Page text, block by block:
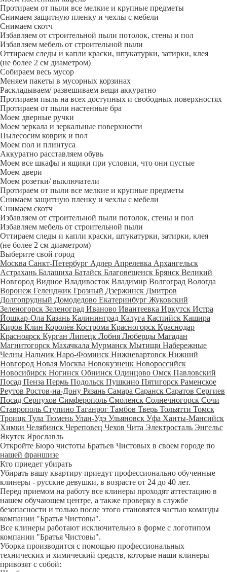
Протираем от пыли все мелкие и крупные предметы
Снимаем защитную пленку и чехлы с мебели
Снимаем скотч
Избавляем от строительной пыли потолок, стены и пол
Избавляем мебель от строительной пыли
Оттираем следы и капли краски, штукатурки, затирки, клея
(не более 2 см диаметром)
Собираем весь мусор
Меняем пакеты в мусорных корзинах
Раскладываем/ развешиваем вещи аккуратно
Протираем пыль на всех доступных и свободных поверхностях
Протираем от пыли настенные бра
Моем дверные ручки
Моем зеркала и зеркальные поверхности
Пылесосим коврик и пол
Моем пол и плинтуса
Аккуратно расставляем обувь
Моем все шкафы и ящики при условии, что они пустые
Моем двери
Моем розетки/ выключатели
Протираем от пыли все мелкие и крупные предметы
Снимаем защитную пленку и чехлы с мебели
Снимаем скотч
Избавляем от строительной пыли потолок, стены и пол
Избавляем мебель от строительной пыли
Оттираем следы и капли краски, штукатурки, затирки, клея
(не более 2 см диаметром)
Выберите свой город
Москва Санкт-Петербург Адлер Апрелевка Архангельск
Астрахань Балашиха Батайск Благовещенск Брянск Великий
Новгород Видное Владивосток Владимир Волгоград Вологда
Воронеж Геленджик Грозный Дзержинск Дмитров
Долгопрудный Домодедово Екатеринбург Жуковский
Зеленогорск Зеленоград Иваново Ивантеевка Иркутск Истра
Йошкар-Ола Казань Калининград Калуга Каспийск Кашира
Киров Клин Королёв Кострома Красногорск Краснодар
Красноярск Курган Липецк Лобня Люберцы Магадан
Магнитогорск Махачкала Мурманск Мытищи Набережные
Челны Нальчик Наро-Фоминск Нижневартовск Нижний
Новгород Новая Москва Новокузнецк Новороссийск
Новосибирск Ногинск Обнинск Одинцово Омск Павловский
Посад Пенза Пермь Подольск Пушкино Пятигорск Раменское
Реутов Ростов-на-Дону Рязань Самара Саранск Саратов Сергиев
Посад Серпухов Симферополь Смоленск Солнечногорск Сочи
Ставрополь Ступино Таганрог Тамбов Тверь Тольятти Томск
Троицк Тула Тюмень Улан-Удэ Ульяновск Уфа Ханты-Мансийск
Химки Челябинск Череповец Чехов Чита Электросталь Энгельс
Якутск Ярославль
Откройте Бюро чистоты Братьев Чистовых в своем городе по
нашей франшизе
Кто приедет убирать
Убирать вашу квартиру приедут профессионально обученные
клинеры - русские девушки, в возрасте от 24 до 40 лет.
Перед приемом на работу все клинеры проходят аттестацию в
нашем обучающем центре, а также проверку в службе
безопасности и только после этого становятся частью команды
компании "Братья Чистовы".
Все клинеры работают исключительно в форме с логотипом
компании "Братья Чистовы".
Уборка производится с помощью профессиональных
технических и химический средств, которые наши клинеры
привозят с собой: